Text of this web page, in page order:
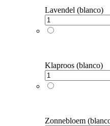
Lavendel (blanco)
Klaproos (blanco)
Zonnebloem